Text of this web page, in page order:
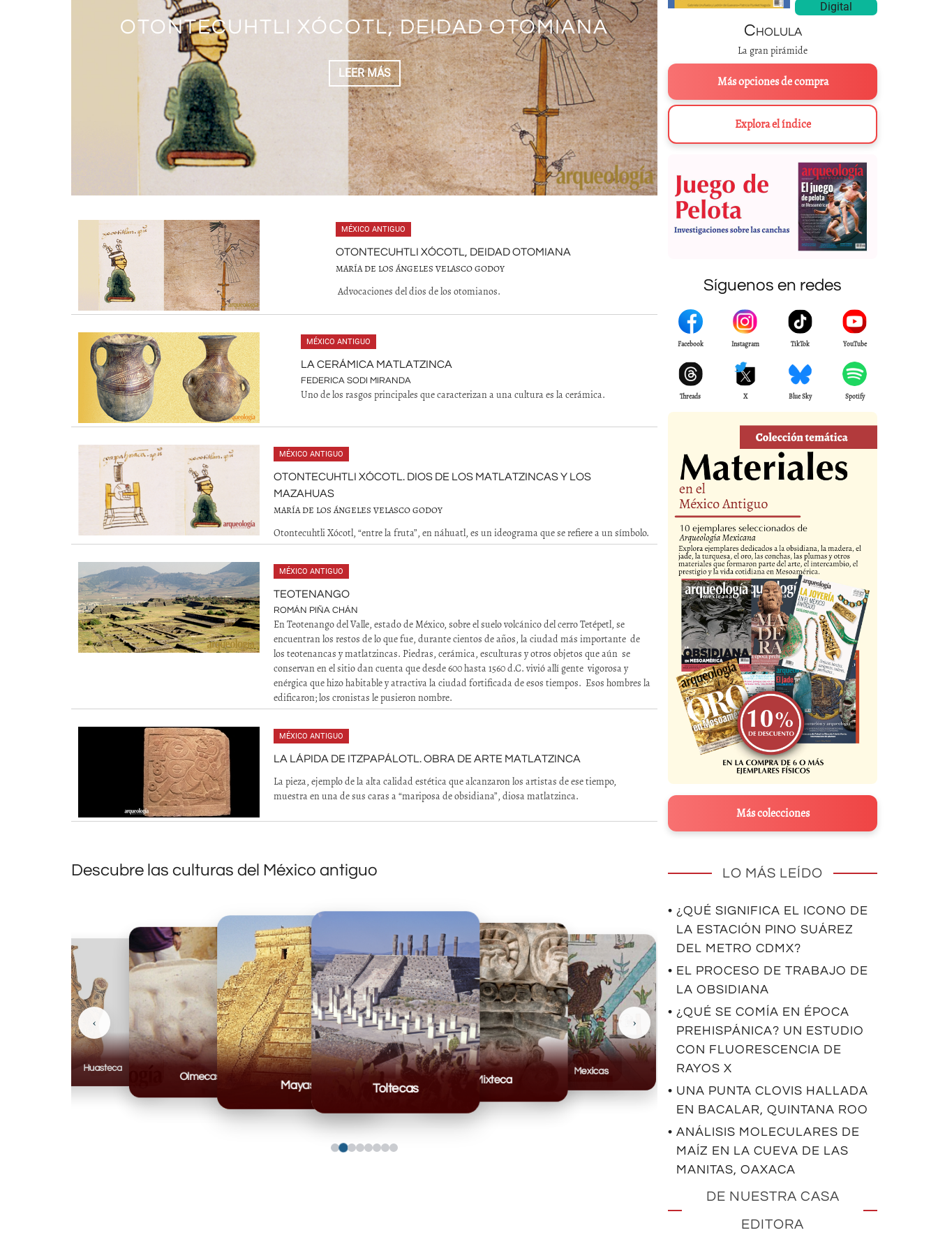
OTONTECUHTLI XÓCOTL, DEIDAD OTOMIANA
LEER MÁS
LA CERÁMICA MATLATZINCA
LEER MÁS
OTONTECUHTLI XÓCOTL. DIOS DE LOS
MATLATZINCAS Y LOS MAZAHUAS
LEER MÁS
TEOTENANGO
LEER MÁS
LA LÁPIDA DE ITZPAPÁLOTL. OBRA DE ARTE
MATLATZINCA
LEER MÁS
MÉXICO ANTIGUO
OTONTECUHTLI XÓCOTL, DEIDAD OTOMIANA
MARÍA DE LOS ÁNGELES VELASCO GODOY
Advocaciones del dios de los otomianos.
MÉXICO ANTIGUO
LA CERÁMICA MATLATZINCA
FEDERICA SODI MIRANDA
Uno de los rasgos principales que caracterizan a una cultura es la cerámica.
MÉXICO ANTIGUO
OTONTECUHTLI XÓCOTL. DIOS DE LOS MATLATZINCAS Y LOS
MAZAHUAS
MARÍA DE LOS ÁNGELES VELASCO GODOY
Otontecuhtli Xócotl, “entre la fruta”, en náhuatl, es un ideograma que se refiere a un símbolo.
MÉXICO ANTIGUO
TEOTENANGO
ROMÁN PIÑA CHÁN
En Teotenango del Valle, estado de México, sobre el suelo volcánico del cerro Tetépetl, se
encuentran los restos de lo que fue, durante cientos de años, la ciudad más importante de
los teotenancas y matlatzincas. Piedras, cerámica, esculturas y otros objetos que aún se
conservan en el sitio dan cuenta que desde 600 hasta 1560 d.C. vivió allí gente vigorosa y
enérgica que hizo habitable y atractiva la ciudad fortificada de esos tiempos. Esos hombres la
edificaron; los cronistas le pusieron nombre.
MÉXICO ANTIGUO
LA LÁPIDA DE ITZPAPÁLOTL. OBRA DE ARTE MATLATZINCA
La pieza, ejemplo de la alta calidad estética que alcanzaron los artistas de ese tiempo,
muestra en una de sus caras a “mariposa de obsidiana”, diosa matlatzinca.
Descubre las culturas del México antiguo
Mayas
Toltecas
Mixteca
Mexicas
Casas Grandes
Huasteca
Olmecas
‹ ›
Digital
Cholula
La gran pirámide
Más opciones de compra
Explora el índice
Síguenos en redes
Facebook Instagram TikTok YouTube
Threads X Blue Sky Spotify
Más colecciones
LO MÁS LEÍDO
• ¿QUÉ SIGNIFICA EL ICONO DE
LA ESTACIÓN PINO SUÁREZ
DEL METRO CDMX?
• EL PROCESO DE TRABAJO DE
LA OBSIDIANA
• ¿QUÉ SE COMÍA EN ÉPOCA
PREHISPÁNICA? UN ESTUDIO
CON FLUORESCENCIA DE
RAYOS X
• UNA PUNTA CLOVIS HALLADA
EN BACALAR, QUINTANA ROO
• ANÁLISIS MOLECULARES DE
MAÍZ EN LA CUEVA DE LAS
MANITAS, OAXACA
DE NUESTRA CASA
EDITORA